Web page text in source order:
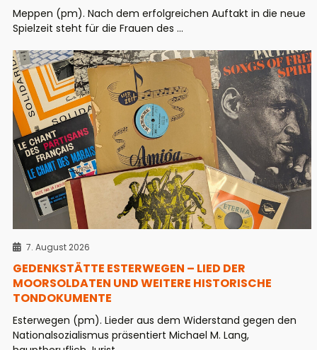
Meppen (pm). Nach dem erfolgreichen Auftakt in die neue
Spielzeit steht für die Frauen des ...
7. August 2026
GEDENKSTÄTTE ESTERWEGEN – LIED DER
MOORSOLDATEN UND WEITERE HISTORISCHE
TONDOKUMENTE
Esterwegen (pm). Lieder aus dem Widerstand gegen den
Nationalsozialismus präsentiert Michael M. Lang,